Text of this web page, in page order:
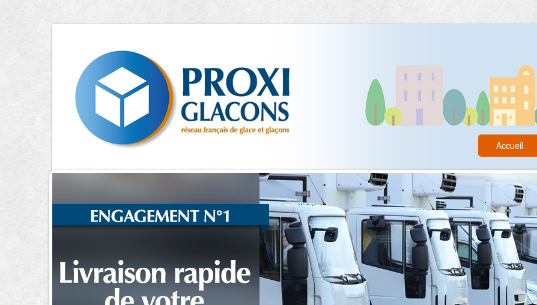
Accueil